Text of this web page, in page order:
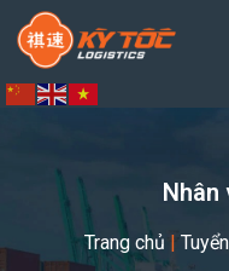
Nhân
Trang chủ |